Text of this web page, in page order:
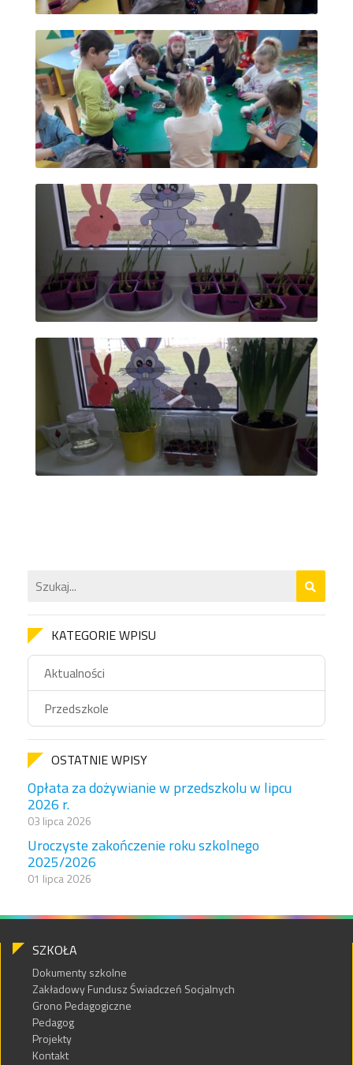
KATEGORIE WPISU
Aktualności
Przedszkole
OSTATNIE WPISY
Opłata za dożywianie w przedszkolu w lipcu
2026 r.
03 lipca 2026
Uroczyste zakończenie roku szkolnego
2025/2026
01 lipca 2026
SZKOŁA
Dokumenty szkolne
Zakładowy Fundusz Świadczeń Socjalnych
Grono Pedagogiczne
Pedagog
Projekty
Kontakt